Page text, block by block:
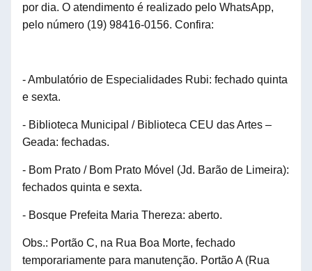
por dia. O atendimento é realizado pelo WhatsApp,
pelo número (19) 98416-0156. Confira:
- Ambulatório de Especialidades Rubi: fechado quinta
e sexta.
- Biblioteca Municipal / Biblioteca CEU das Artes –
Geada: fechadas.
- Bom Prato / Bom Prato Móvel (Jd. Barão de Limeira):
fechados quinta e sexta.
- Bosque Prefeita Maria Thereza: aberto.
Obs.: Portão C, na Rua Boa Morte, fechado
temporariamente para manutenção. Portão A (Rua